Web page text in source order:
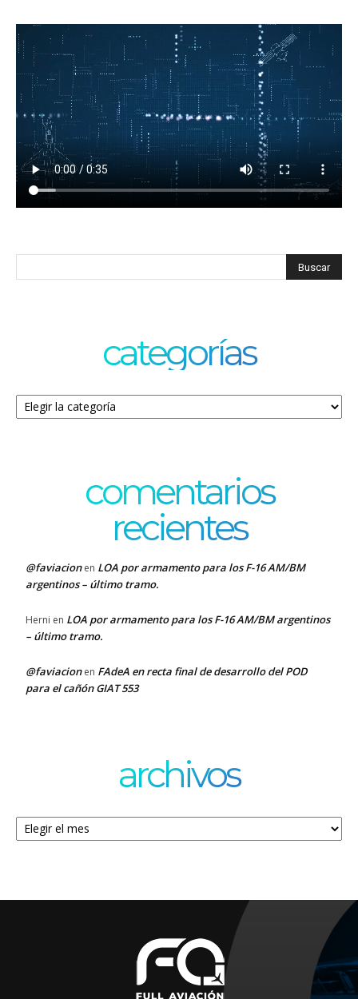
categorías
Categorías
comentarios
recientes
@faviacionen LOA por armamento para los F-16 AM/BM
argentinos – último tramo.
Herni en LOA por armamento para los F-16 AM/BM argentinos
– último tramo.
@faviacionen FAdeA en recta final de desarrollo del POD
para el cañón GIAT 553
archivos
Archivos